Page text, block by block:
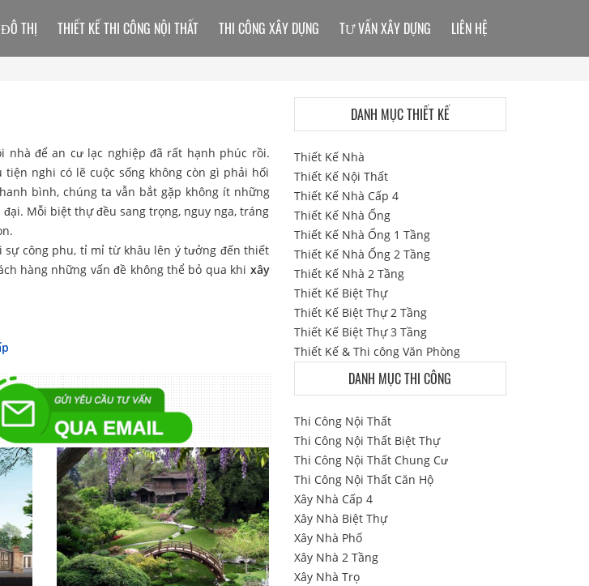
nhà để an cư lạc nghiệp đã rất hạnh phúc rồi.
nghi có lẽ cuộc sống không còn gì phải hối
bình, chúng ta vẫn bắt gặp không ít những
Mỗi biệt thự đều sang trọng, nguy nga, tráng
công phu, tỉ mỉ từ khâu lên ý tưởng đến thiết
hàng những vấn đề không thể bỏ qua khi xây
ĐÔ THỊ THIẾT KẾ THI CÔNG NỘI THẤT THI CÔNG XÂY DỰNG TƯ VẤN XÂY DỰNG LIÊN HỆ
DANH MỤC THIẾT KẾ
Thiết Kế Nhà
Thiết Kế Nội Thất
Thiết Kế Nhà Cấp 4
Thiết Kế Nhà Ống
Thiết Kế Nhà Ống 1 Tầng
Thiết Kế Nhà Ống 2 Tầng
Thiết Kế Nhà 2 Tầng
Thiết Kế Biệt Thự
Thiết Kế Biệt Thự 2 Tầng
Thiết Kế Biệt Thự 3 Tầng
Thiết Kế & Thi công Văn Phòng
DANH MỤC THI CÔNG
Thi Công Nội Thất
Thi Công Nội Thất Biệt Thự
Thi Công Nội Thất Chung Cư
Thi Công Nội Thất Căn Hộ
Xây Nhà Cấp 4
Xây Nhà Biệt Thự
Xây Nhà Phố
Xây Nhà 2 Tầng
Xây Nhà Trọ